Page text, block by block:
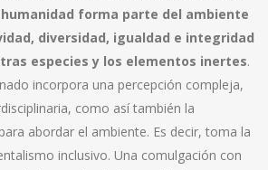
humanidad forma parte del ambiente
diversidad, igualdad e integridad
especies y los elementos inertes.
incorpora una percepción compleja,
como así también la
abordar el ambiente. Es decir, toma la
inclusivo. Una comulgación con